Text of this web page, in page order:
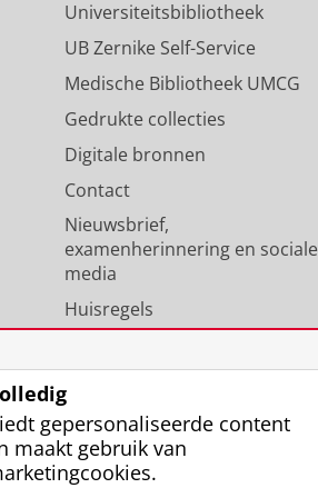
Universiteitsbibliotheek
UB Zernike Self-Service
Medische Bibliotheek UMCG
Gedrukte collecties
Digitale bronnen
Contact
Nieuwsbrief,
examenherinnering en sociale
media
Huisregels
Universiteitsbibliotheek
gepersonaliseerde content
maakt gebruik van